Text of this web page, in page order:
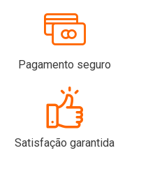
Pagamento seguro
Satisfação garantida